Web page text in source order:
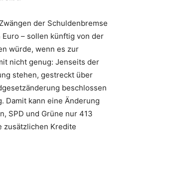
der Schuldenbremse
– sollen künftig von der
würde, wenn es zur
nicht genug: Jenseits der
stehen, gestreckt über
beschlossen
Damit kann eine Änderung
SPD und Grüne nur 413
zusätzlichen Kredite